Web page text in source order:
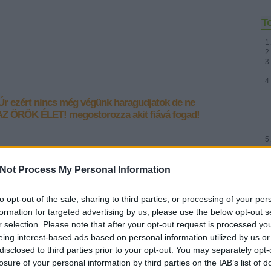
Process My Personal Information
opt-out of the sale, sharing to third parties, or processing of your
for targeted advertising by us, please use the below opt-out
selection. Please note that after your opt-out request is processed
interest-based ads based on personal information utilized by us
to third parties prior to your opt-out. You may separately
of your personal information by third parties on the IAB’s list of
ezért nincs még végünk haragudjatok de ne
ÖRÖK ÉLET! megostorozza akit fiává fogad!
"Törekedjetek mindenki iránt a
életre, amely nélkül senki sem látja
&#0;&#0;&#0;&#0;&#0;&#0;&#0;&#0;&#0; * MINDEN NAPRA: 1
MONDATBAN IS; 2 KIÍRT ÚTMUTATÓ IGE; 3*Protestáns-
RÚF*Károli*Katolikus*FORDÍTÁSBAN*HANGZÓ ÖRÖMHÍRTÁR*
https://evangelikusutmutato.blog.hu/http://www.garainyh.hu ***